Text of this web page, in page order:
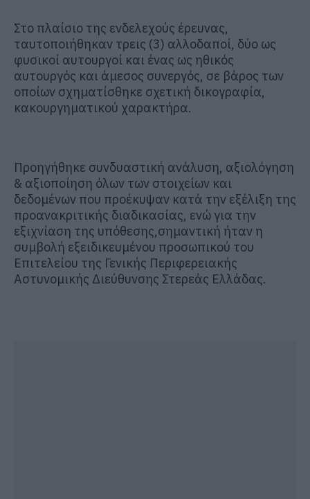
Στο πλαίσιο της ενδελεχούς έρευνας,
ταυτοποιήθηκαν τρεις (3) αλλοδαποί, δύο ως
φυσικοί αυτουργοί και ένας ως ηθικός
αυτουργός και άμεσος συνεργός, σε βάρος των
οποίων σχηματίσθηκε σχετική δικογραφία,
κακουργηματικού χαρακτήρα.
Προηγήθηκε συνδυαστική ανάλυση, αξιολόγηση
& αξιοποίηση όλων των στοιχείων και
δεδομένων που προέκυψαν κατά την εξέλιξη της
προανακριτικής διαδικασίας, ενώ για την
εξιχνίαση της υπόθεσης,σημαντική ήταν η
συμβολή εξειδικευμένου προσωπικού του
Επιτελείου της Γενικής Περιφερειακής
Αστυνομικής Διεύθυνσης Στερεάς Ελλάδας.